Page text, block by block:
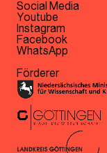
Social Media
Youtube
Instagram
Facebook
WhatsApp
Förderer